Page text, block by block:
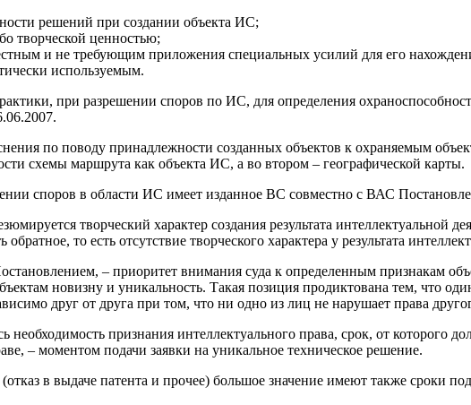
решений при создании объекта ИС;
творческой ценностью;
и не требующим приложения специальных усилий для его
используемым.
при разрешении споров по ИС, для определения
по поводу принадлежности созданных объектов к охраняемым
схемы маршрута как объекта ИС, а во втором – географической карты.
споров в области ИС имеет изданное ВС совместно с ВАС
творческий характер создания результата интеллектуальной
то есть отсутствие творческого характера у результата
– приоритет внимания суда к определенным признакам
новизну и уникальность. Такая позиция продиктована тем, что
друг от друга при том, что ни одно из лиц не нарушает права
признания интеллектуального права, срок, от которого
– моментом подачи заявки на уникальное техническое решение.
в выдаче патента и прочее) большое значение имеют также сроки